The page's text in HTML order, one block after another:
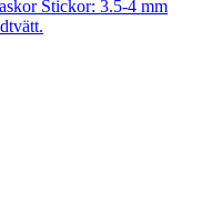
Stickor: 3.5-4 mm